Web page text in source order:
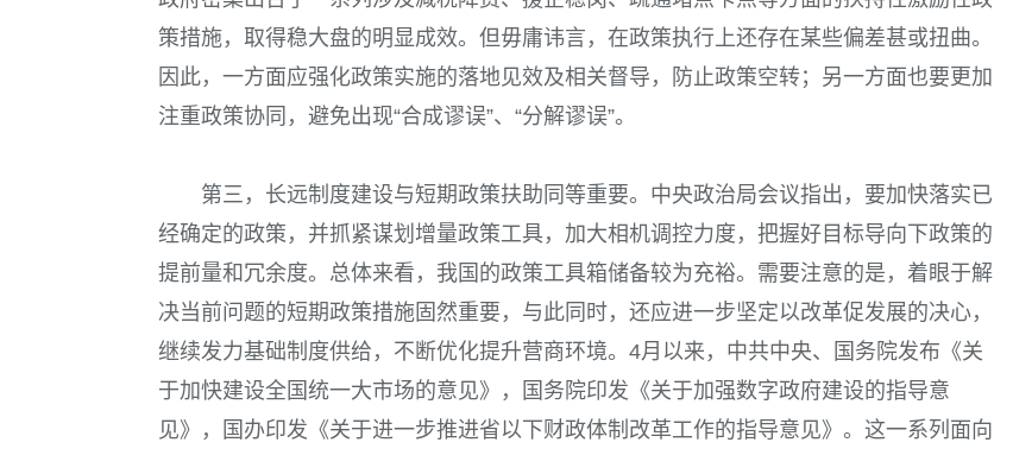
策措施，取得稳大盘的明显成效。但毋庸讳言，在政策执行上还存在某些偏差甚或扭曲。
因此，一方面应强化政策实施的落地见效及相关督导，防止政策空转；另一方面也要更加
注重政策协同，避免出现“合成谬误”、“分解谬误”。
第三，长远制度建设与短期政策扶助同等重要。中央政治局会议指出，要加快落实已
经确定的政策，并抓紧谋划增量政策工具，加大相机调控力度，把握好目标导向下政策的
提前量和冗余度。总体来看，我国的政策工具箱储备较为充裕。需要注意的是，着眼于解
决当前问题的短期政策措施固然重要，与此同时，还应进一步坚定以改革促发展的决心，
继续发力基础制度供给，不断优化提升营商环境。4月以来，中共中央、国务院发布《关
于加快建设全国统一大市场的意见》，国务院印发《关于加强数字政府建设的指导意
见》，国办印发《关于进一步推进省以下财政体制改革工作的指导意见》。这一系列面向